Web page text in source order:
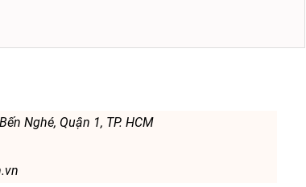
Nghé, Quận 1, TP. HCM